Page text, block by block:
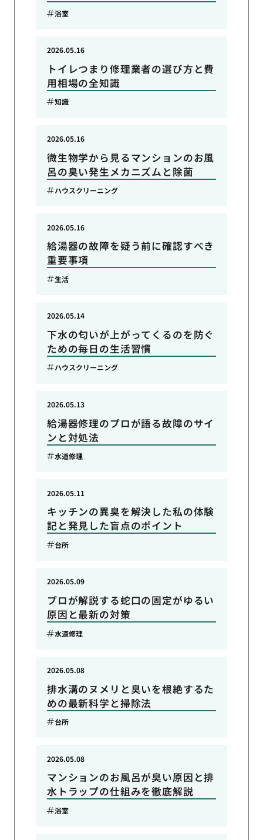
浴室
トイレつまり修理業者の選び方と費
用相場の全知識
2026.05.16
知識
微生物学から見るマンションのお風
呂の臭い発生メカニズムと除菌
2026.05.16
ハウスクリーニング
給湯器の故障を疑う前に確認すべき
重要事項
2026.05.16
生活
下水の匂いが上がってくるのを防ぐ
ための毎日の生活習慣
2026.05.14
ハウスクリーニング
給湯器修理のプロが語る故障のサイ
ンと対処法
2026.05.13
水道修理
キッチンの異臭を解決した私の体験
記と発見した盲点のポイント
2026.05.11
台所
プロが解説する蛇口の固定がゆるい
原因と最新の対策
2026.05.09
水道修理
排水溝のヌメリと臭いを根絶するた
めの最新科学と掃除法
2026.05.08
台所
マンションのお風呂が臭い原因と排
水トラップの仕組みを徹底解説
2026.05.08
浴室